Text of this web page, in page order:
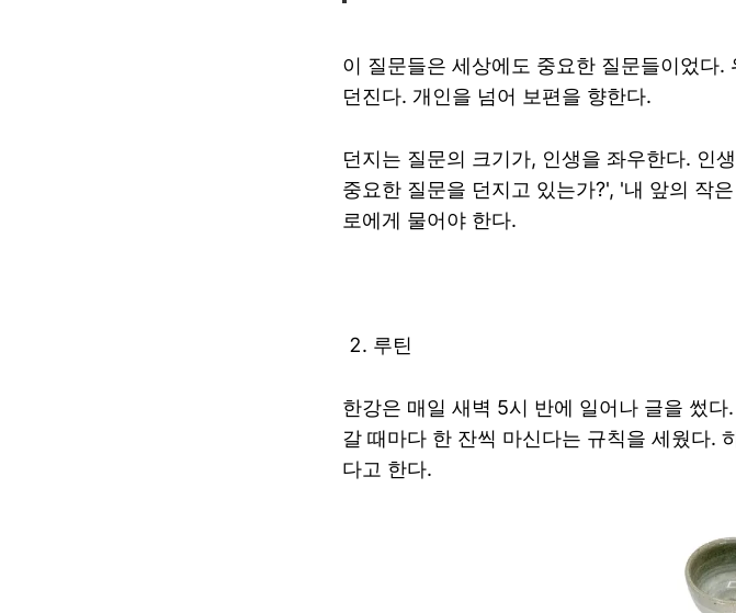
이 질문들은 세상에도 중요한 질문들이었다
던진다. 개인을 넘어 보편을 향한다.
던지는 질문의 크기가, 인생을 좌우한다. 인
중요한 질문을 던지고 있는가?', '내 앞의 작
로에게 물어야 한다.
루틴
한강은 매일 새벽 5시 반에 일어나 글을 썼
갈 때마다 한 잔씩 마신다는 규칙을 세웠다.
다고 한다.